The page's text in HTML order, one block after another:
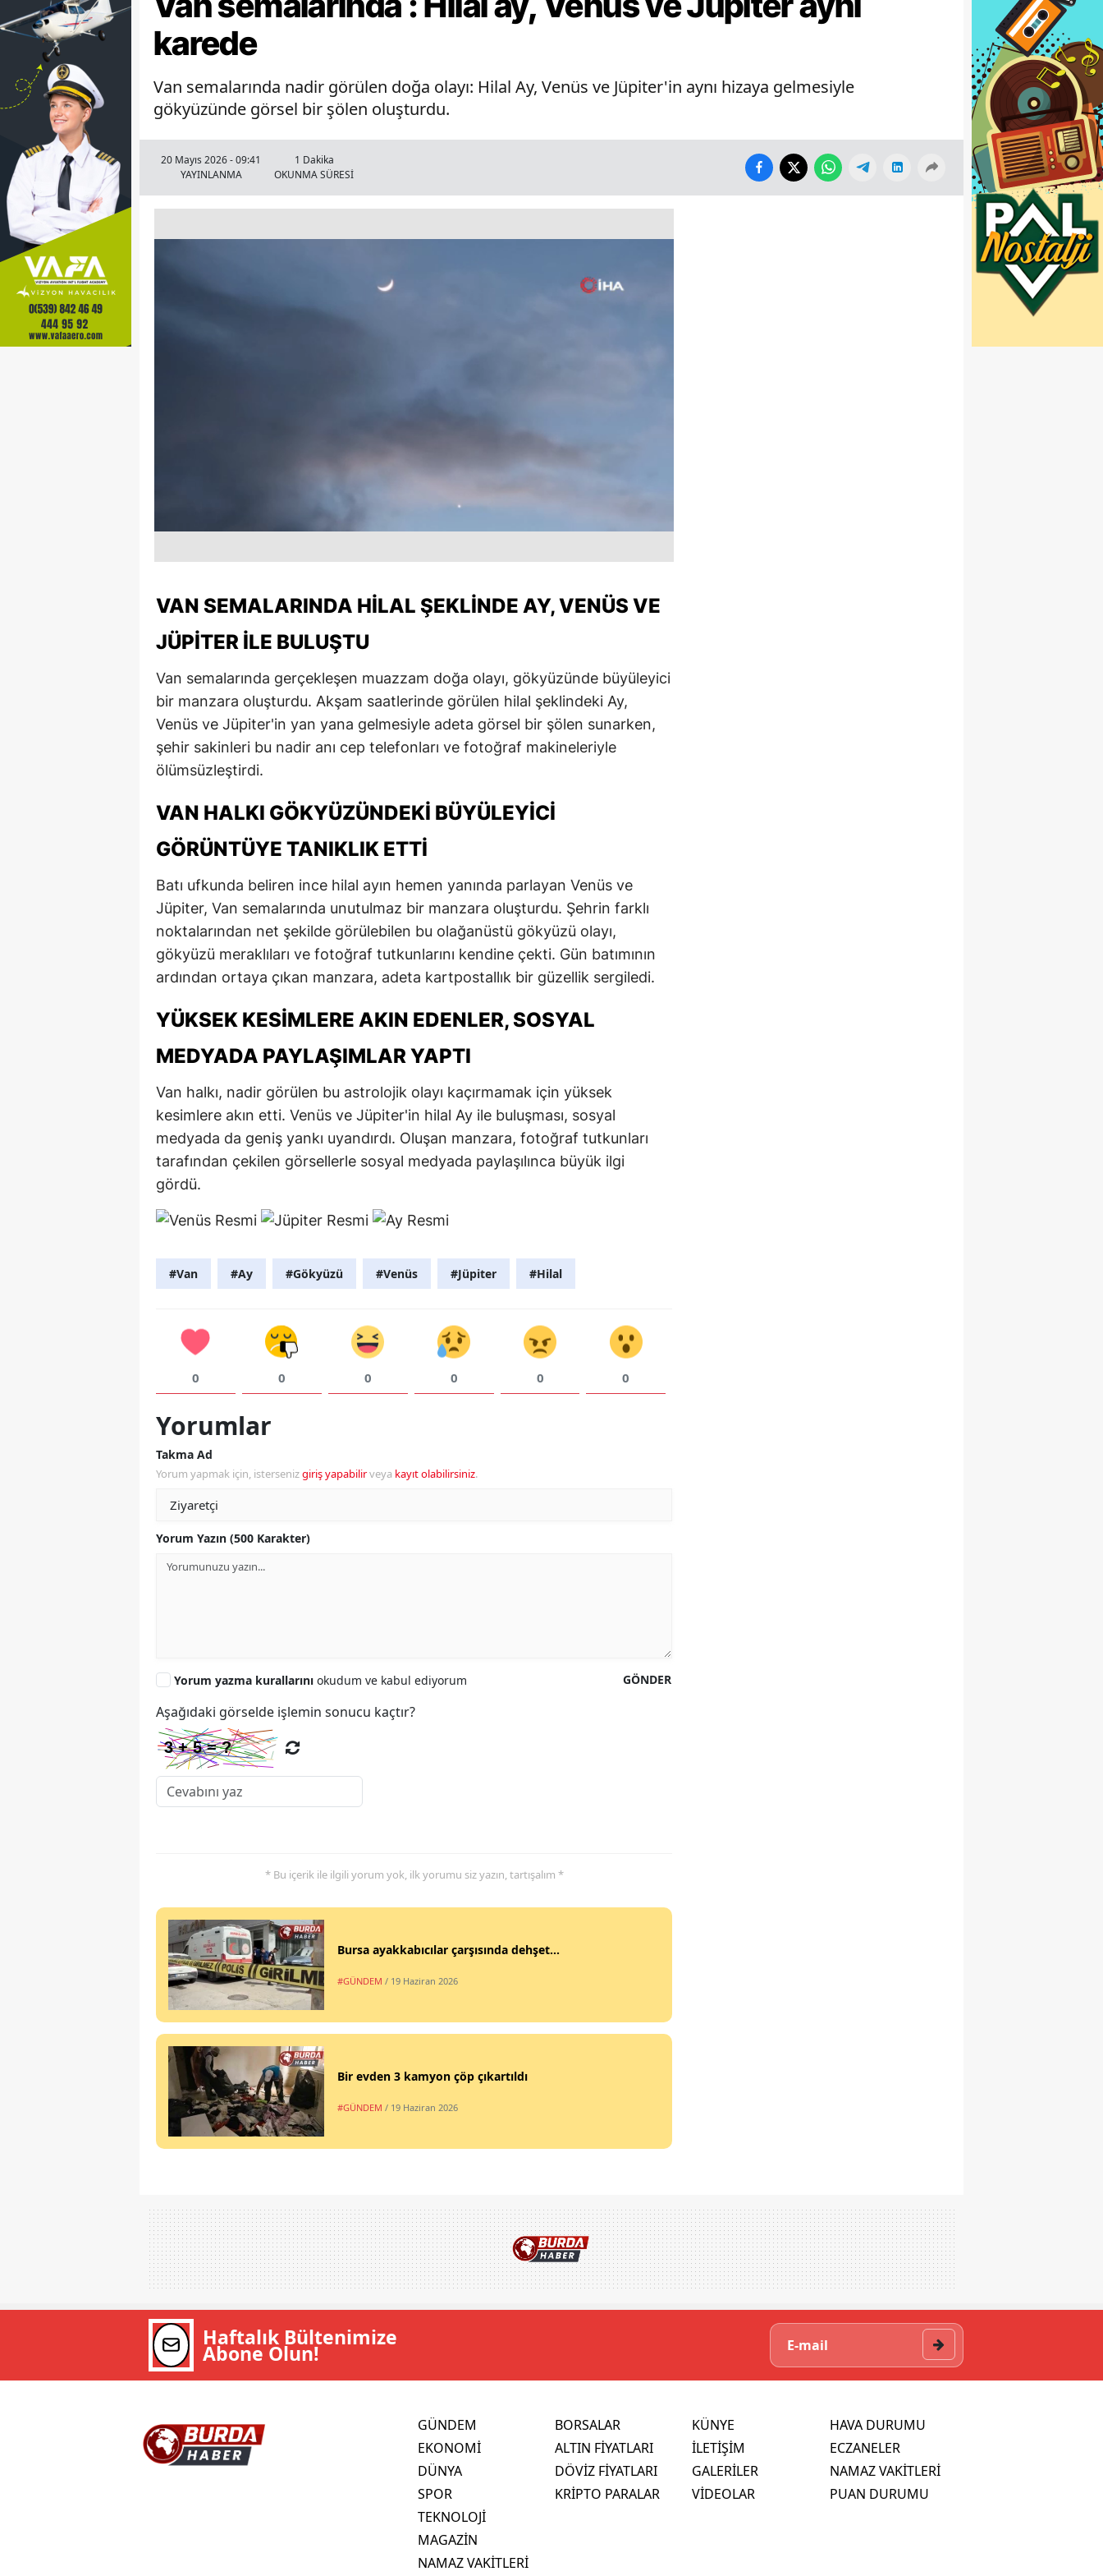
karede
Van semalarında nadir görülen doğa olayı: Hilal Ay, Venüs ve Jüpiter'in aynı hizaya gelmesiyle
gökyüzünde görsel bir şölen oluşturdu.
20 Mayıs 2026 - 09:41
YAYINLANMA
1 Dakika
OKUNMA SÜRESİ
VAN SEMALARINDA HILAL ŞEKLINDE AY, VENÜS VE
JÜPITER ILE BULUŞTU
Van semalarında gerçekleşen muazzam doğa olayı, gökyüzünde büyüleyici
bir manzara oluşturdu. Akşam saatlerinde görülen hilal şeklindeki Ay,
Venüs ve Jüpiter'in yan yana gelmesiyle adeta görsel bir şölen sunarken,
şehir sakinleri bu nadir anı cep telefonları ve fotoğraf makineleriyle
ölümsüzleştirdi.
VAN HALKI GÖKYÜZÜNDEKI BÜYÜLEYICI
GÖRÜNTÜYE TANIKLIK ETTI
Batı ufkunda beliren ince hilal ayın hemen yanında parlayan Venüs ve
Jüpiter, Van semalarında unutulmaz bir manzara oluşturdu. Şehrin farklı
noktalarından net şekilde görülebilen bu olağanüstü gökyüzü olayı,
gökyüzü meraklıları ve fotoğraf tutkunlarını kendine çekti. Gün batımının
ardından ortaya çıkan manzara, adeta kartpostallık bir güzellik sergiledi.
YÜKSEK KESIMLERE AKIN EDENLER, SOSYAL
MEDYADA PAYLAŞIMLAR YAPTI
Van halkı, nadir görülen bu astrolojik olayı kaçırmamak için yüksek
kesimlere akın etti. Venüs ve Jüpiter'in hilal Ay ile buluşması, sosyal
medyada da geniş yankı uyandırdı. Oluşan manzara, fotoğraf tutkunları
tarafından çekilen görsellerle sosyal medyada paylaşılınca büyük ilgi
gördü.
#Van #Ay #Gökyüzü #Venüs #Jüpiter #Hilal
0 0 0 0 0 0
Yorumlar
Takma Ad
Yorum yapmak için, istersenizgiriş yapabilirveya kayıt olabilirsiniz.
Yorum Yazın (500 Karakter)
GÖNDER
Yorum yazma kurallarını okudum ve kabul ediyorum
Aşağıdaki görselde işlemin sonucu kaçtır?
* Bu içerik ile ilgili yorum yok, ilk yorumu siz yazın, tartışalım *
Bursa ayakkabıcılar çarşısında dehşet...
#GÜNDEM / 19 Haziran 2026
Bir evden 3 kamyon çöp çıkartıldı
#GÜNDEM / 19 Haziran 2026
Haftalık Bültenimize
Abone Olun!
GÜNDEM
EKONOMİ
DÜNYA
SPOR
TEKNOLOJİ
MAGAZİN
NAMAZ VAKİTLERİ
BORSALAR
ALTIN FİYATLARI
DÖVİZ FİYATLARI
KRİPTO PARALAR
KÜNYE
İLETİŞİM
GALERİLER
VİDEOLAR
HAVA DURUMU
ECZANELER
NAMAZ VAKİTLERİ
PUAN DURUMU